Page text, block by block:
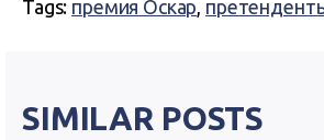
Tags: премия Оскар,
SIMILAR POSTS